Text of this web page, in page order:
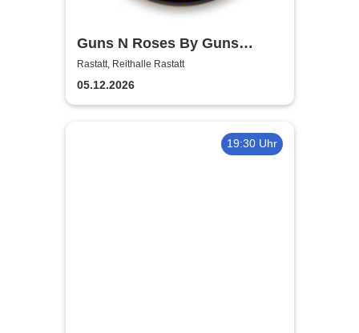
Guns N Roses By Guns
Celebration
Rastatt, Reithalle Rastatt
05.12.2026
19:30 Uhr